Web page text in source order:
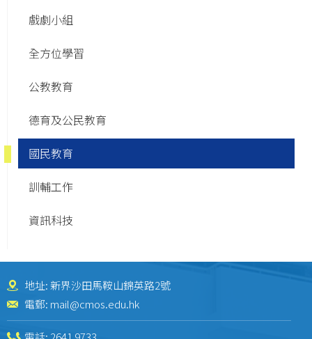
戲劇小組
全方位學習
公教教育
德育及公民教育
國民教育
訓輔工作
資訊科技
地址: 新界沙田馬鞍山錦英路2號
電郵: mail@cmos.edu.hk